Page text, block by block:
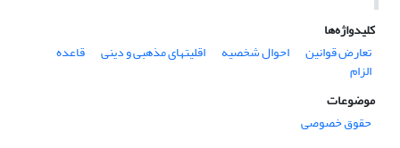
کلیدواژه‌ها
تعارض قوانین
احوال شخصیه اقلیتهای مذهبی و دینی قاعده
الزام
موضوعات
حقوق خصوصی